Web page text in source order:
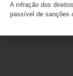
Comentário*
A infração dos
passível de sanções